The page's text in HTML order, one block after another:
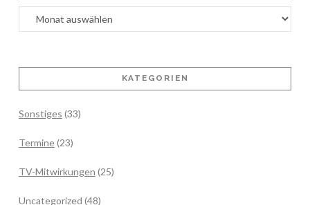
Archiv
KATEGORIEN
Sonstiges (33)
Termine(23)
TV-Mitwirkungen (25)
Uncategorized (48)